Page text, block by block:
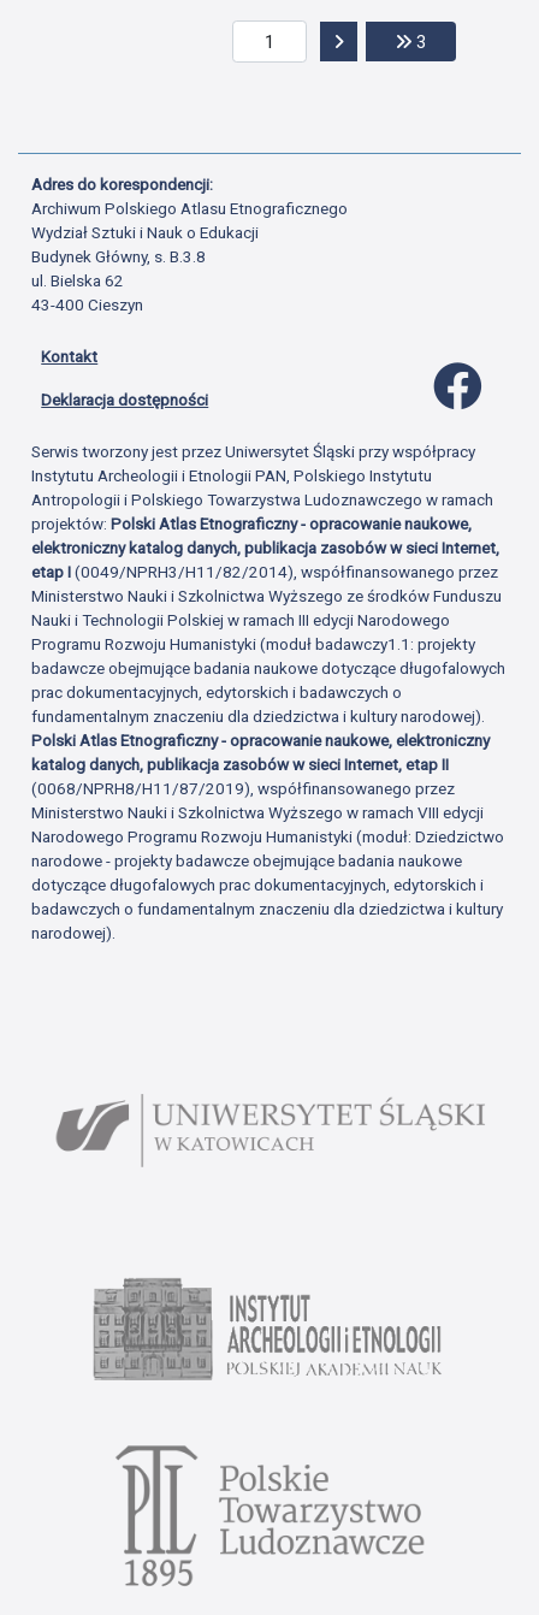
Przejdź do następnej
3
Adres do korespondencji:
Archiwum Polskiego Atlasu Etnograficznego
Wydział Sztuki i Nauk o Edukacji
Budynek Główny, s. B.3.8
ul. Bielska 62
43-400 Cieszyn
Kontakt
Deklaracja dostępności
Serwis tworzony jest przez Uniwersytet Śląski przy współpracy
Instytutu Archeologii i Etnologii PAN, Polskiego Instytutu
Antropologii i Polskiego Towarzystwa Ludoznawczego w ramach
projektów:Polski Atlas Etnograficzny - opracowanie naukowe,
elektroniczny katalog danych, publikacja zasobów w sieci Internet,
etap I(0049/NPRH3/H11/82/2014), współfinansowanego przez
Ministerstwo Nauki i Szkolnictwa Wyższego ze środków Funduszu
Nauki i Technologii Polskiej w ramach III edycji Narodowego
Programu Rozwoju Humanistyki (moduł badawczy1.1: projekty
badawcze obejmujące badania naukowe dotyczące długofalowych
prac dokumentacyjnych, edytorskich i badawczych o
fundamentalnym znaczeniu dla dziedzictwa i kultury narodowej).
Polski Atlas Etnograficzny - opracowanie naukowe, elektroniczny
katalog danych, publikacja zasobów w sieci Internet, etap II
(0068/NPRH8/H11/87/2019), współfinansowanego przez
Ministerstwo Nauki i Szkolnictwa Wyższego w ramach VIII edycji
Narodowego Programu Rozwoju Humanistyki (moduł: Dziedzictwo
narodowe - projekty badawcze obejmujące badania naukowe
dotyczące długofalowych prac dokumentacyjnych, edytorskich i
badawczych o fundamentalnym znaczeniu dla dziedzictwa i kultury
narodowej).